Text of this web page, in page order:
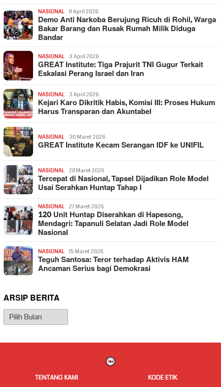
NASIONAL 11 April 2026
Demo Anti Narkoba Berujung Ricuh di Rohil, Warga
Bakar Barang dan Rusak Rumah Milik Diduga
Bandar
NASIONAL 3 April 2026
GREAT Institute: Tiga Prajurit TNI Gugur Terkait
Eskalasi Perang Israel dan Iran
NASIONAL 3 April 2026
Kejari Karo Dikritik Habis, Komisi III: Proses Hukum
Harus Transparan dan Akuntabel
NASIONAL 30 Maret 2026
GREAT Institute Kecam Serangan IDF ke UNIFIL
NASIONAL 28 Maret 2026
Tercepat di Nasional, Tapsel Dijadikan Role Model
Usai Serahkan Huntap Tahap I
NASIONAL 27 Maret 2026
120 Unit Huntap Diserahkan di Hapesong,
Mendagri: Tapanuli Selatan Jadi Role Model
Nasional
NASIONAL 15 Maret 2026
Teguh Santosa: Teror terhadap Aktivis HAM
Ancaman Serius bagi Demokrasi
ARSIP BERITA
Arsip
Berita
TENTANG KAMI KODE ETIK